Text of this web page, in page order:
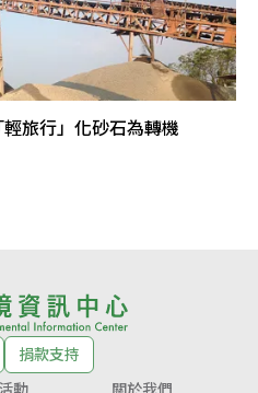
旅行」化砂石為轉機
捐款支持
活動 關於我們